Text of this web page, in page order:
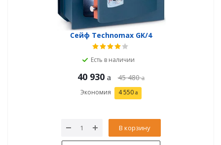
Сейф Technomax GK/4
Есть в наличии
40 930 45 480
Экономия 4 550
В корзину